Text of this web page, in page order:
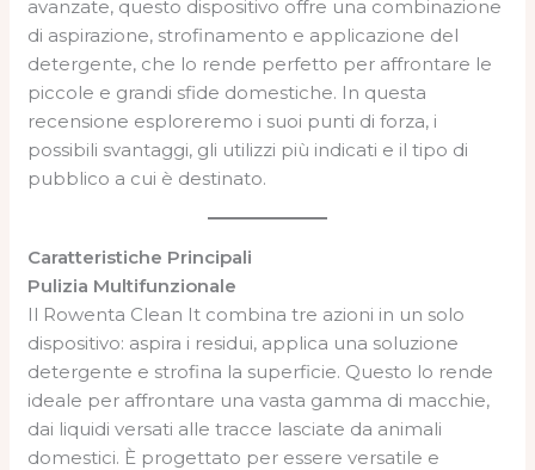
avanzate, questo dispositivo offre una combinazione
di aspirazione, strofinamento e applicazione del
detergente, che lo rende perfetto per affrontare le
piccole e grandi sfide domestiche. In questa
recensione esploreremo i suoi punti di forza, i
possibili svantaggi, gli utilizzi più indicati e il tipo di
pubblico a cui è destinato.
Caratteristiche Principali
Pulizia Multifunzionale
Il Rowenta Clean It combina tre azioni in un solo
dispositivo: aspira i residui, applica una soluzione
detergente e strofina la superficie. Questo lo rende
ideale per affrontare una vasta gamma di macchie,
dai liquidi versati alle tracce lasciate da animali
domestici. È progettato per essere versatile e